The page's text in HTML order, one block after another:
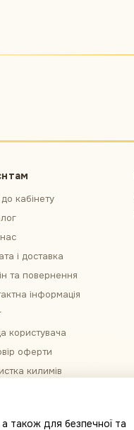
до кабінету
і доставка
та повернення
інформація
користувача
оферти
килимів
також для безпечної та